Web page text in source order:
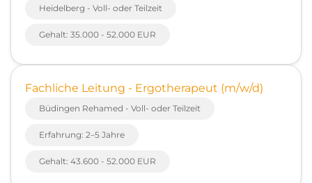
Heidelberg - Voll- oder Teilzeit
Gehalt: 35.000 - 52.000 EUR
Fachliche Leitung - Ergotherapeut (m/w/d)
Büdingen Rehamed - Voll- oder Teilzeit
Erfahrung: 2–5 Jahre
Gehalt: 43.600 - 52.000 EUR